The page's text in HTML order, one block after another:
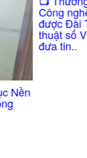
Châu đã
hình Kỹ
hiểu và
Thấm